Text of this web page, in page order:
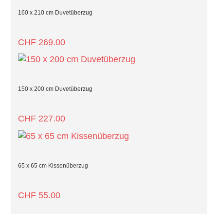
160 x 210 cm Duvetüberzug
CHF 269.00
150 x 200 cm Duvetüberzug
CHF 227.00
65 x 65 cm Kissenüberzug
CHF 55.00